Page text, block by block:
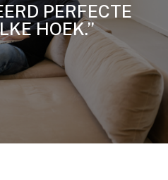
PERFECTE
HOEK.”